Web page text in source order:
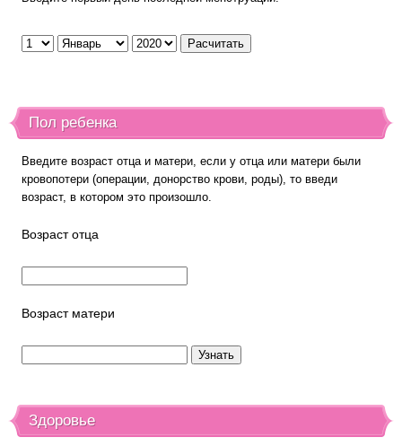
Пол ребенка
Введите возраст отца и матери, если у отца или матери были
кровопотери (операции, донорство крови, роды), то введи
возраст, в котором это произошло.
Возраст отца
Возраст матери
Здоровье